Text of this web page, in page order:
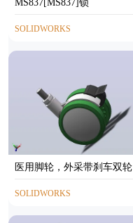
SOLIDWORKS
医用脚轮，外采带刹车双轮
SOLIDWORKS